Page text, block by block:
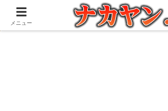
アウトドアとガジェット好きな管理人の
メニュー